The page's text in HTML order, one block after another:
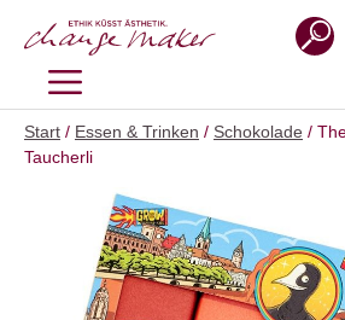
Inhalt
MENÜ
Start / Essen & Trinken / Schokolade /
Taucherli